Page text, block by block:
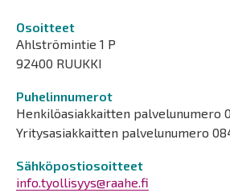
Osoitteet
Ahlströmintie 1 P
92400 RUUKKI
Puhelinnumerot
Henkilöasiakkaitten palvelunumero
Yritysasiakkaitten palvelunumero
Sähköpostiosoitteet
info.tyollisyys@raahe.fi